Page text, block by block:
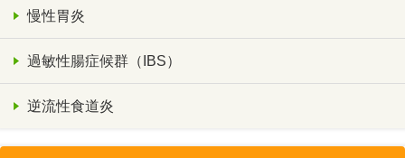
慢性胃炎
過敏性腸症候群（IBS）
逆流性食道炎